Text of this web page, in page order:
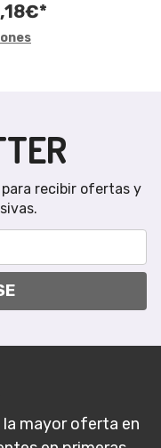
€*
recibir ofertas y
mayor oferta en